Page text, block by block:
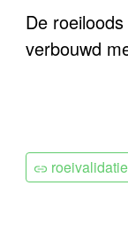
De
verbouwd